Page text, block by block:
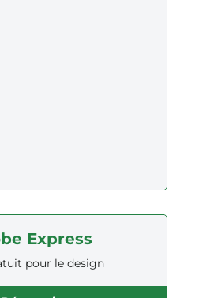
Express
pour le design